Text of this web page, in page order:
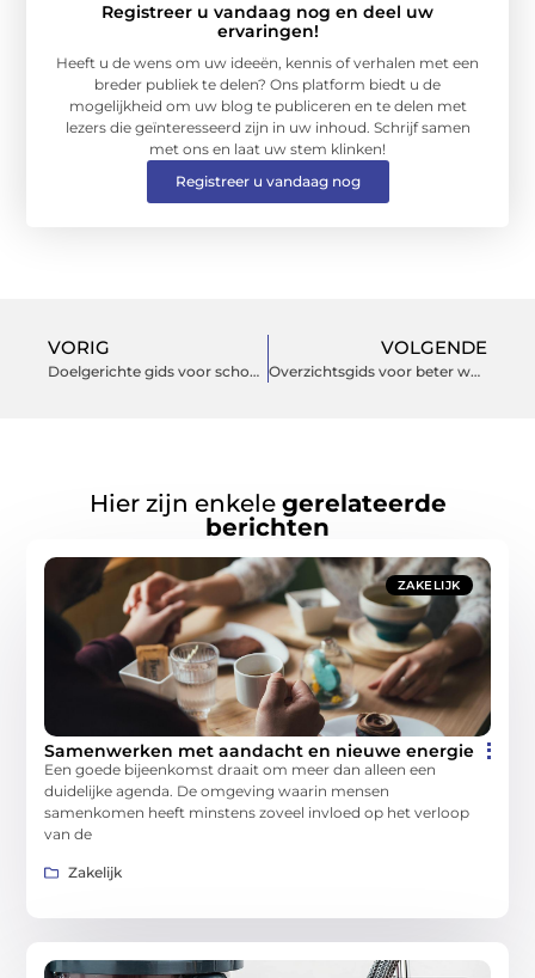
Registreer u vandaag nog en deel uw
ervaringen!
Heeft u de wens om uw ideeën, kennis of verhalen met een
breder publiek te delen? Ons platform biedt u de
mogelijkheid om uw blog te publiceren en te delen met
lezers die geïnteresseerd zijn in uw inhoud. Schrijf samen
met ons en laat uw stem klinken!
Registreer u vandaag nog
VORIG
Doelgerichte gids voor schoon, veilig en comfortabel wonen
VOLGENDE
Overzichtsgids voor beter wonen en tuinieren het hele jaar door
Hier zijn enkele gerelateerde
berichten
ZAKELIJK
Samenwerken met aandacht en nieuwe energie
Een goede bijeenkomst draait om meer dan alleen een
duidelijke agenda. De omgeving waarin mensen
samenkomen heeft minstens zoveel invloed op het verloop
van de
Zakelijk